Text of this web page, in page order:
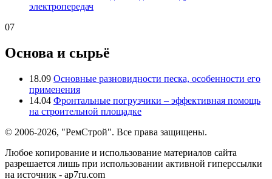
электропередач
07
Основа и сырьё
18.09 Основные разновидности песка, особенности его
применения
14.04 Фронтальные погрузчики – эффективная помощь
на строительной площадке
© 2006-2026, "РемСтрой". Все права защищены.
Любое копирование и использование материалов сайта
разрешается лишь при использовании активной гиперссылки
на источник - ap7ru.com